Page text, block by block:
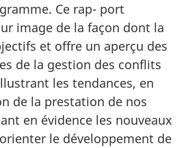
Ce rap- port
image de la façon dont la
et offre un aperçu des
de la gestion des conflits
les tendances, en
de la prestation de nos
en évidence les nouveaux
le développement de